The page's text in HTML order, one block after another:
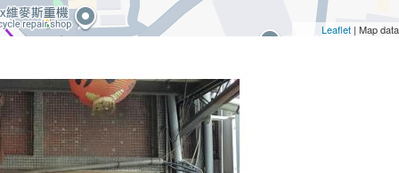
Leaflet| Map